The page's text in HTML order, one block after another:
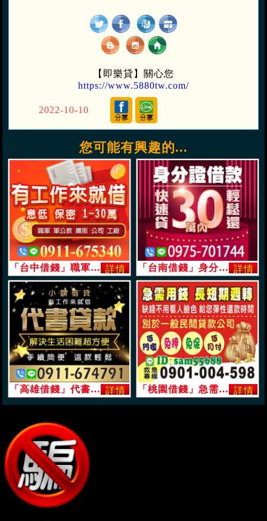
【即樂貸】關心您
https://www.5880tw.com/
2022-10-10
您可能有興趣的...
「台中借錢」職軍軍公教攤販公司工廠 息低保密款 | 1-30萬 有工作來就借「即樂貸」 「台南借錢」身分證借款，30萬內，快速貸，輕鬆還「即樂貸」
「高雄借錢」代書貸款，解決生活困難鈔方便，小額借貸，有工作來就借「即樂貸」 「桃園借錢」急需用錢 長短期週轉 | 別於一般民間貸款公司 給您彈性還款時間「即樂貸」